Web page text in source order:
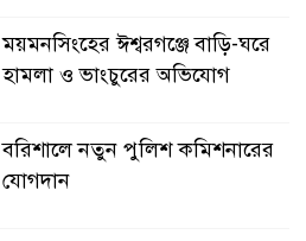
ময়মনসিংহের ঈশ্বরগঞ্জে বাড়ি-ঘরে
হামলা ও ভাংচুরের অভিযোগ
বরিশালে নতুন পুলিশ কমিশনারের
যোগদান